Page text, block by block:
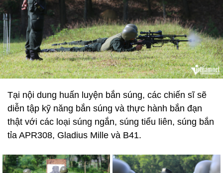
Tại nội dung huấn luyện bắn súng, các chiến sĩ sẽ
diễn tập kỹ năng bắn súng và thực hành bắn đạn
thật với các loại súng ngắn, súng tiểu liên, súng bắn
tỉa APR308, Gladius Mille và B41.